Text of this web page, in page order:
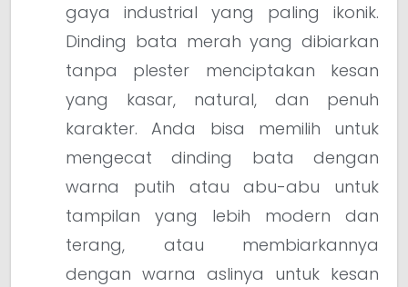
gaya industrial yang paling ikonik.
Dinding bata merah yang dibiarkan
tanpa plester menciptakan kesan
yang kasar, natural, dan penuh
karakter. Anda bisa memilih untuk
mengecat dinding bata dengan
warna putih atau abu-abu untuk
tampilan yang lebih modern dan
terang, atau membiarkannya
dengan warna aslinya untuk kesan